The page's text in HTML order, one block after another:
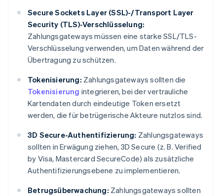
Secure Sockets Layer (SSL)-/Transport Layer
Security (TLS)-Verschlüsselung:
Zahlungsgateways müssen eine starke SSL/TLS-
Verschlüsselung verwenden, um Daten während der
Übertragung zu schützen.
Tokenisierung: Zahlungsgateways sollten die
Tokenisierung integrieren, bei der vertrauliche
Kartendaten durch eindeutige Token ersetzt
werden, die für betrügerische Akteure nutzlos sind.
3D Secure-Authentifizierung: Zahlungsgateways
sollten in Erwägung ziehen, 3D Secure (z. B. Verified
by Visa, Mastercard SecureCode) als zusätzliche
Authentifizierungsebene zu implementieren.
Betrugsüberwachung: Zahlungsgateways sollten